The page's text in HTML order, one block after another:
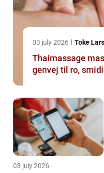
03 july 2026 Toke
Thaimassage
genvej til ro,
03 july 2026